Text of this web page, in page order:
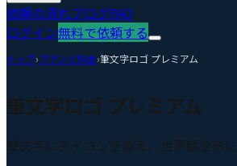
依頼の流れブログFAQ
ログイン無料で依頼する
トップ›プランと料金›筆文字ロゴ プレミアム
筆文字ロゴ プレミアム
筆文字にアイコンを添え、世界観を形に